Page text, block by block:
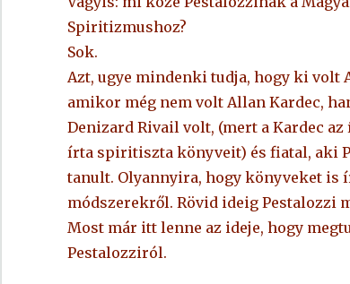
Spiritizmushoz?
Sok.
Azt, ugye mindenki tudja, hogy ki volt
amikor még nem volt Allan Kardec,
Denizard Rivail volt, (mert a Kardec az
írta spiritiszta könyveit) és fiatal, aki
tanult. Olyannyira, hogy könyveket is
módszerekről. Rövid ideig Pestalozzi
Most már itt lenne az ideje, hogy
Pestalozziról.